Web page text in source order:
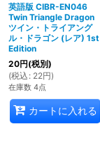
英語版 CIBR-EN046
Twin Triangle Dragon
ツイン・トライアング
ル・ドラゴン (レア) 1st
Edition
20円(税別)
(税込 : 22円)
在庫数 4点
カートに入れる